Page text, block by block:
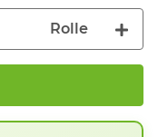
Rolle